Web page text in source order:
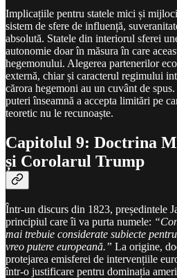
Implicațiile pentru statele mici și
sistem de sfere de influență,
absolută. Statele din interiorul sferei
autonomie doar în măsura în care
hegemonului. Alegerea partenerilor
externă, chiar și caracterul regimului
cărora hegemoni au un cuvânt de
puteri înseamnă a accepta limitări pe
teoretic nu le recunoaște.
Capitolul 9: Doctrina
și Corolarul Trump
Într-un discurs din 1823, președintele
principiul care îi va purta numele:
mai trebuie considerate subiecte
vreo putere europeană.” La origine,
protejarea emisferei de intervențiile
într-o justificare pentru dominația